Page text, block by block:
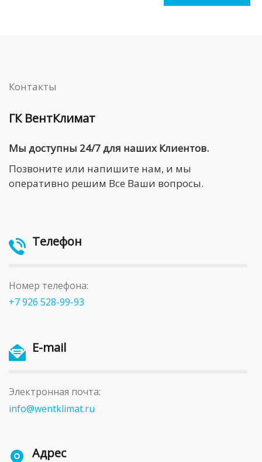
Контакты
ГК ВентКлимат
Мы доступны 24/7 для наших Клиентов.
Позвоните или напишите нам, и мы
оперативно решим Все Ваши вопросы.
Телефон
Номер телефона:
+7 926 528-99-93
E-mail
Электронная почта:
info@wentklimat.ru
Адрес